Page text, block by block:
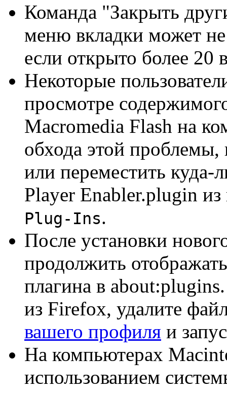
Команда "Закрыть
меню вкладки может
если открыто более 20
Некоторые
просмотре
Macromedia Flash на
обхода этой проблемы,
или переместить
Player Enabler.plugin
Plug-Ins.
После установки
продолжить
плагина в
из Firefox, удалите
вашего профиля и
На компьютерах
использованием